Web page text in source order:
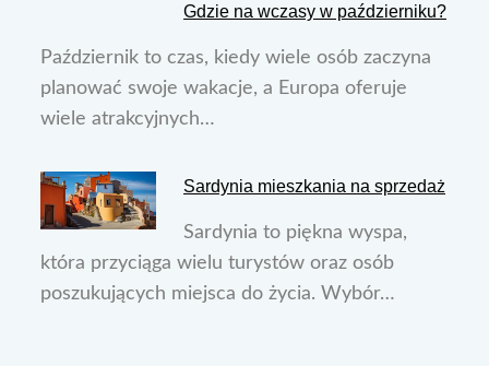
Gdzie na wczasy w październiku?
Październik to czas, kiedy wiele osób zaczyna
planować swoje wakacje, a Europa oferuje
wiele atrakcyjnych…
Sardynia mieszkania na sprzedaż
Sardynia to piękna wyspa,
która przyciąga wielu turystów oraz osób
poszukujących miejsca do życia. Wybór…